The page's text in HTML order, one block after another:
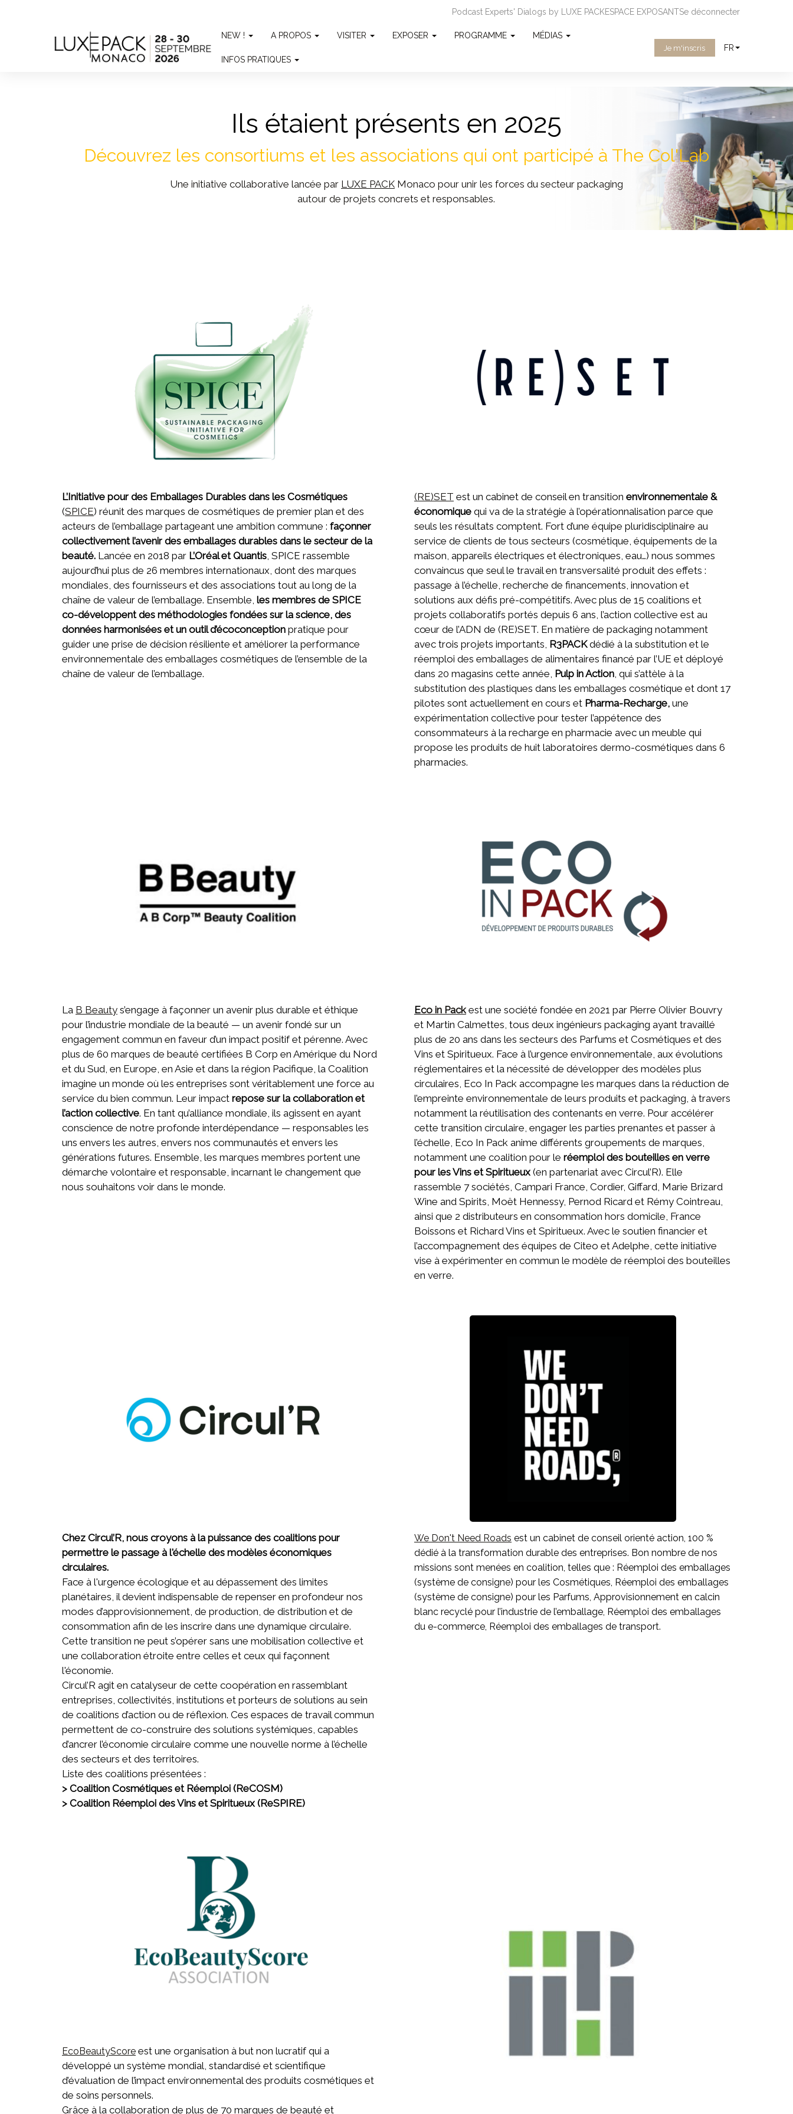
Podcast Experts' Dialogs by LUXE PACKESPACE EXPOSANTSe déconnecter
NEW ! A PROPOS VISITER EXPOSER PROGRAMME MÉDIAS
INFOS PRATIQUES
Je m'inscris FR
Ils étaient présents en 2025
Découvrez les consortiums et les associations qui ont participé à The Col'Lab
Une initiative collaborative lancée par LUXE PACKMonaco pour unir les forces du secteur packaging
autour de projets concrets et responsables.
L’Initiative pour des Emballages Durables dans les Cosmétiques
(SPICE) réunit des marques de cosmétiques de premier plan et des
acteurs de l’emballage partageant une ambition commune : façonner
collectivement l’avenir des emballages durables dans le secteur de la
beauté. Lancée en 2018 par L’Oréal et Quantis, SPICE rassemble
aujourd’hui plus de 26 membres internationaux, dont des marques
mondiales, des fournisseurs et des associations tout au long de la
chaîne de valeur de l’emballage. Ensemble, les membres de SPICE
co-développent des méthodologies fondées sur la science, des
données harmonisées et un outil d’écoconception pratique pour
guider une prise de décision résiliente et améliorer la performance
environnementale des emballages cosmétiques de l’ensemble de la
chaîne de valeur de l’emballage.
(RE)SET est un cabinet de conseil en transition environnementale &
économique qui va de la stratégie à l’opérationnalisation parce que
seuls les résultats comptent. Fort d’une équipe pluridisciplinaire au
service de clients de tous secteurs (cosmétique, équipements de la
maison, appareils électriques et électroniques, eau…) nous sommes
convaincus que seul le travail en transversalité produit des effets :
passage à l’échelle, recherche de financements, innovation et
solutions aux défis pré-compétitifs. Avec plus de 15 coalitions et
projets collaboratifs portés depuis 6 ans, l’action collective est au
cœur de l’ADN de (RE)SET. En matière de packaging notamment
avec trois projets importants, R3PACKdédié à la substitution et le
réemploi des emballages de alimentaires financé par l’UE et déployé
dans 20 magasins cette année, Pulp in Action, qui s’attèle à la
substitution des plastiques dans les emballages cosmétique et dont 17
pilotes sont actuellement en cours et Pharma-Recharge, une
expérimentation collective pour tester l’appétence des
consommateurs à la recharge en pharmacie avec un meuble qui
propose les produits de huit laboratoires dermo-cosmétiques dans 6
pharmacies.
La B Beauty s’engage à façonner un avenir plus durable et éthique
pour l’industrie mondiale de la beauté — un avenir fondé sur un
engagement commun en faveur d’un impact positif et pérenne. Avec
plus de 60 marques de beauté certifiées B Corp en Amérique du Nord
et du Sud, en Europe, en Asie et dans la région Pacifique, la Coalition
imagine un monde où les entreprises sont véritablement une force au
service du bien commun. Leur impact repose sur la collaboration et
l’action collective. En tant qu’alliance mondiale, ils agissent en ayant
conscience de notre profonde interdépendance — responsables les
uns envers les autres, envers nos communautés et envers les
générations futures. Ensemble, les marques membres portent une
démarche volontaire et responsable, incarnant le changement que
nous souhaitons voir dans le monde.
Eco in Packest une société fondée en 2021 par Pierre Olivier Bouvry
et Martin Calmettes, tous deux ingénieurs packaging ayant travaillé
plus de 20 ans dans les secteurs des Parfums et Cosmétiques et des
Vins et Spiritueux. Face à l’urgence environnementale, aux évolutions
réglementaires et la nécessité de développer des modèles plus
circulaires, Eco In Pack accompagne les marques dans la réduction de
l’empreinte environnementale de leurs produits et packaging, à travers
notamment la réutilisation des contenants en verre. Pour accélérer
cette transition circulaire, engager les parties prenantes et passer à
l’échelle, Eco In Pack anime différents groupements de marques,
notamment une coalition pour le réemploi des bouteilles en verre
pour les Vins et Spiritueux (en partenariat avec Circul’R). Elle
rassemble 7 sociétés, Campari France, Cordier, Giffard, Marie Brizard
Wine and Spirits, Moët Hennessy, Pernod Ricard et Rémy Cointreau,
ainsi que 2 distributeurs en consommation hors domicile, France
Boissons et Richard Vins et Spiritueux. Avec le soutien financier et
l’accompagnement des équipes de Citeo et Adelphe, cette initiative
vise à expérimenter en commun le modèle de réemploi des bouteilles
en verre.
Chez Circul’R, nous croyons à la puissance des coalitions pour
permettre le passage à l'échelle des modèles économiques
circulaires.
Face à l'urgence écologique et au dépassement des limites
planétaires, il devient indispensable de repenser en profondeur nos
modes d’approvisionnement, de production, de distribution et de
consommation afin de les inscrire dans une dynamique circulaire.
Cette transition ne peut s’opérer sans une mobilisation collective et
une collaboration étroite entre celles et ceux qui façonnent
l'économie.
Circul’R agit en catalyseur de cette coopération en rassemblant
entreprises, collectivités, institutions et porteurs de solutions au sein
de coalitions d’action ou de réflexion. Ces espaces de travail commun
permettent de co-construire des solutions systémiques, capables
d’ancrer l’économie circulaire comme une nouvelle norme à l’échelle
des secteurs et des territoires.
Liste des coalitions présentées :
> Coalition Cosmétiques et Réemploi (ReCOSM)
> Coalition Réemploi des Vins et Spiritueux (ReSPIRE)
We Don't Need Roads est un cabinet de conseil orienté action, 100 %
dédié à la transformation durable des entreprises. Bon nombre de nos
missions sont menées en coalition, telles que : Réemploi des emballages
(système de consigne) pour les Cosmétiques, Réemploi des emballages
(système de consigne) pour les Parfums, Approvisionnement en calcin
blanc recyclé pour l’industrie de l’emballage, Réemploi des emballages
du e-commerce, Réemploi des emballages de transport.
EcoBeautyScore est une organisation à but non lucratif qui a
développé un système mondial, standardisé et scientifique
d’évaluation de l’impact environnemental des produits cosmétiques et
de soins personnels.
Grâce à la collaboration de plus de 70 marques de beauté et